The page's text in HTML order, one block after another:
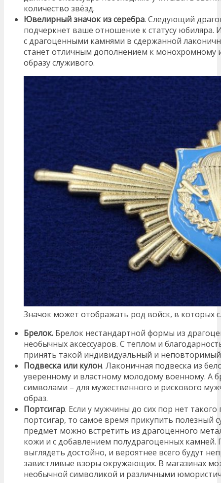
количество звёзд.
Ювелирный значок из серебра. Следующий
подчеркнет ваше отношение к статусу
с драгоценными камнями в сдержанной
станет отличным дополнением к монохромному
образу служивого.
Значок может отображать род войск, в которых
Брелок. Брелок нестандартной формы из
необычных аксессуаров. С теплом и
принять такой индивидуальный и неповторимый
Подвеска или кулон. Лаконичная подвеска из
уверенному и властному молодому военному. А
символами – для мужественного и рискового
образ.
Портсигар. Если у мужчины до сих пор нет
портсигар, то самое время прикупить полезный
предмет можно встретить из драгоценного
кожи и с добавлением полудрагоценных камней.
выглядеть достойно, и вероятнее всего будут
завистливые взоры окружающих. В магазинах
необычной символикой и различными